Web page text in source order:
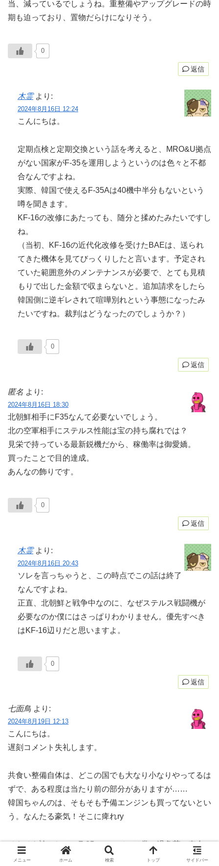
当、減っているでしょうね。重整備やアップグレードの時
期も迫っており、置物だらけになりそう。
0
返信
木霊 より:
2024年8月16日 12:24
こんにちは。
定期点検と定期交換という話を考えると、MRO&U拠点
がない国家がF-35を運用しようというのは色々と不都
合なんですよね。
実際、韓国で使えるF-35Aは40機中半分もないという
噂を聞きます。
KF-16の改修にあたっても、随分と揉めたみたいですし
ね。
（当初、KF-16の近代化改修を受けたBAEは、送られ
てきた機体を見てびっくりしたと言います。予定され
ていた範囲意外のメンテナンスが必要で、とても見積
もりで出した金額で収まらないと。追加請求をしたら
韓国側に逆ギレされて喧嘩別れという事態になったみ
たいですね。裁判はどうなったのでしょうか？）
0
返信
匿名 より:
2024年8月16日 18:30
北朝鮮相手にF35なんて必要ないでしょう。
北の空軍相手にステルス性能は宝の持ち腐れでは？
見栄で持っている最新鋭機だから、稼働率は御愛嬌。
買ったことで目的達成。
あんなの飾りです。
0
返信
木霊 より:
2024年8月16日 20:43
ソレを言っちゃうと、この時点でこの話は終了
なんですよね。
正直、北朝鮮と戦争中なのに、なぜステルス戦闘機が
必要なのか僕にはさっぱりわかりません。優先すべき
はKF-16辺りだと思いますよ。
0
返信
七面鳥 より:
2024年8月19日 12:13
こんにちは。
遅刻コメント失礼します。
共食い整備自体は、どこの国でも大なり小なりやってるは
ずで、ある程度は当たり前の部分がありますが……
韓国ちゃんのは、そもそも予備エンジンも買ってないとい
う。なんたる豪気！そこに痺れry
そもそも論として、F-35のエンジンは常に過負荷で寿命
が短くて問題になってますから、この件は、これからじわ
メニュー ホーム 検索 トップ サイドバー